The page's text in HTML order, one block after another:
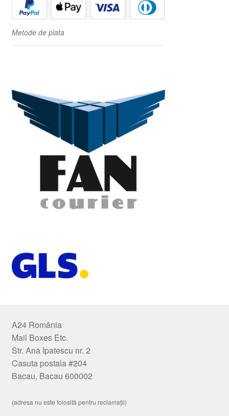
Metode de plata
A24 România
Mail Boxes Etc.
Str. Ana Ipatescu nr. 2
Casuta postala #204
Bacau, Bacau 600002
(adresa nu este folosită pentru reclamații)